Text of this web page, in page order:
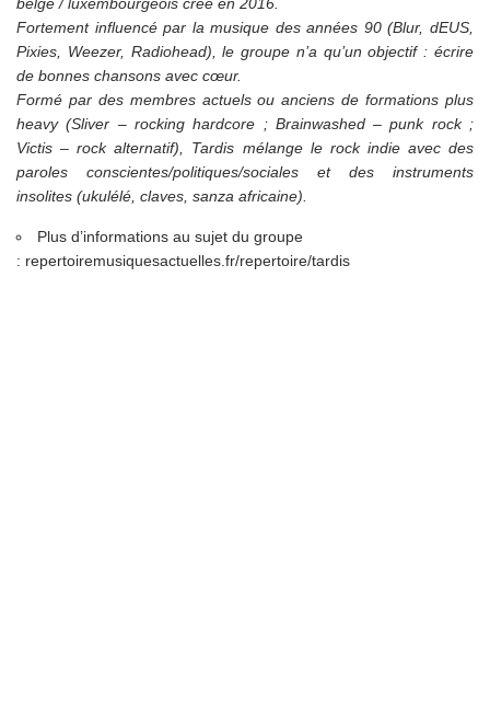
Fortement influencé par la musique des années 90 (Blur, dEUS,
Pixies, Weezer, Radiohead), le groupe n’a qu’un objectif : écrire
de bonnes chansons avec cœur.
Formé par des membres actuels ou anciens de formations plus
heavy (Sliver – rocking hardcore ; Brainwashed – punk rock ;
Victis – rock alternatif), Tardis mélange le rock indie avec des
paroles conscientes/politiques/sociales et des instruments
insolites (ukulélé, claves, sanza africaine).
Plus d’informations au sujet du groupe
: repertoiremusiquesactuelles.fr/repertoire/tardis